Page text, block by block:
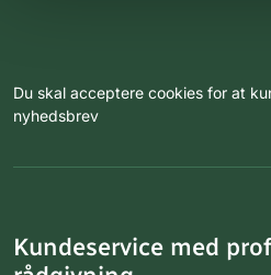
Du skal acceptere cookies for at
nyhedsbrev
Kundeservice med